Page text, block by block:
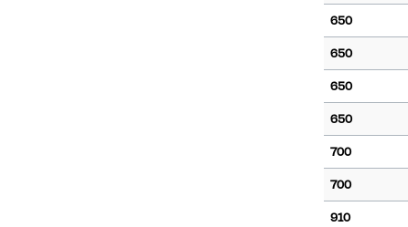
650
650
650
650
700
700
910